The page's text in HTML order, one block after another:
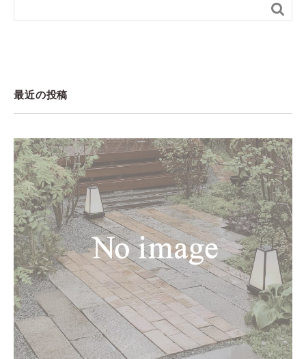

最近の投稿